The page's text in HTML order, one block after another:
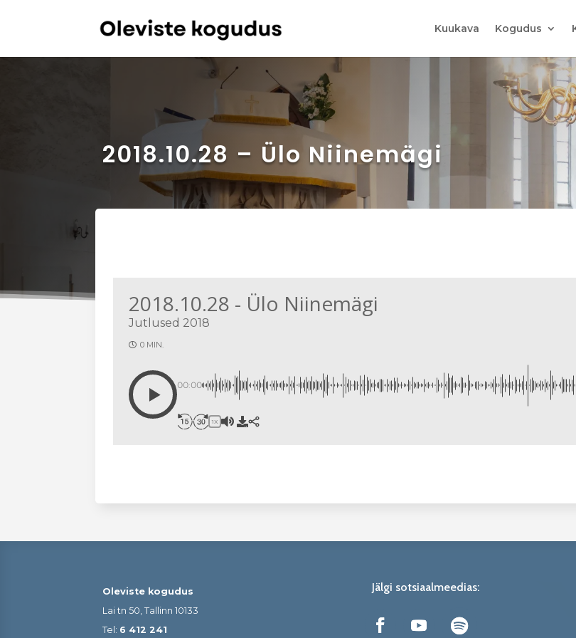
Kuukava Kogudus
2018.10.28 – Ülo Niinemägi
2018.10.28 - Ülo Niinemägi
Jutlused 2018
0 MIN.
00:00
1X
Oleviste kogudus
Lai tn 50, Tallinn 10133
Tel: 6 412 241
Jälgi sotsiaalmeedias: